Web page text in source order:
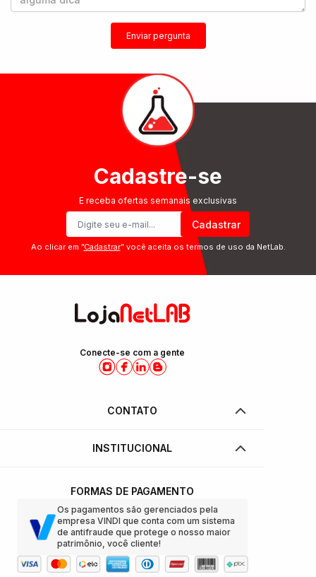
Enviar pergunta
Cadastre-se
E receba ofertas semanais exclusivas
Cadastrar
Ao clicar em ”Cadastrar” você aceita os termos de uso da NetLab.
Conecte-se com a gente
CONTATO
INSTITUCIONAL
FORMAS DE PAGAMENTO
Os pagamentos são gerenciados pela
empresa VINDI que conta com um sistema
de antifraude que protege o nosso maior
patrimônio, você cliente!